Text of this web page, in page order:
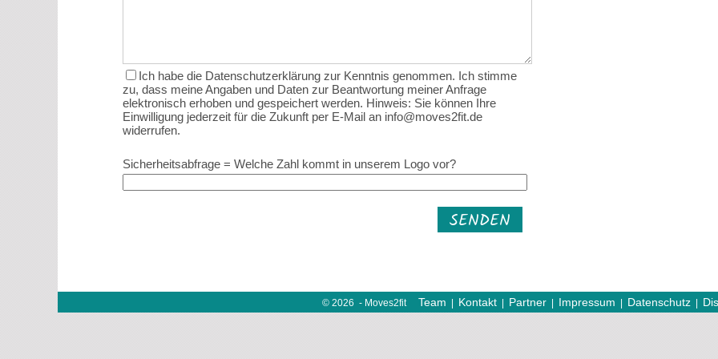
Ich habe die Datenschutzerklärung zur Kenntnis genommen. Ich stimme
zu, dass meine Angaben und Daten zur Beantwortung meiner Anfrage
elektronisch erhoben und gespeichert werden. Hinweis: Sie können Ihre
Einwilligung jederzeit für die Zukunft per E-Mail an info@moves2fit.de
widerrufen.
Sicherheitsabfrage = Welche Zahl kommt in unserem Logo vor?
SENDEN
© 2026 - Moves2fit Team Kontakt| Partner| Impressum Datenschutz|